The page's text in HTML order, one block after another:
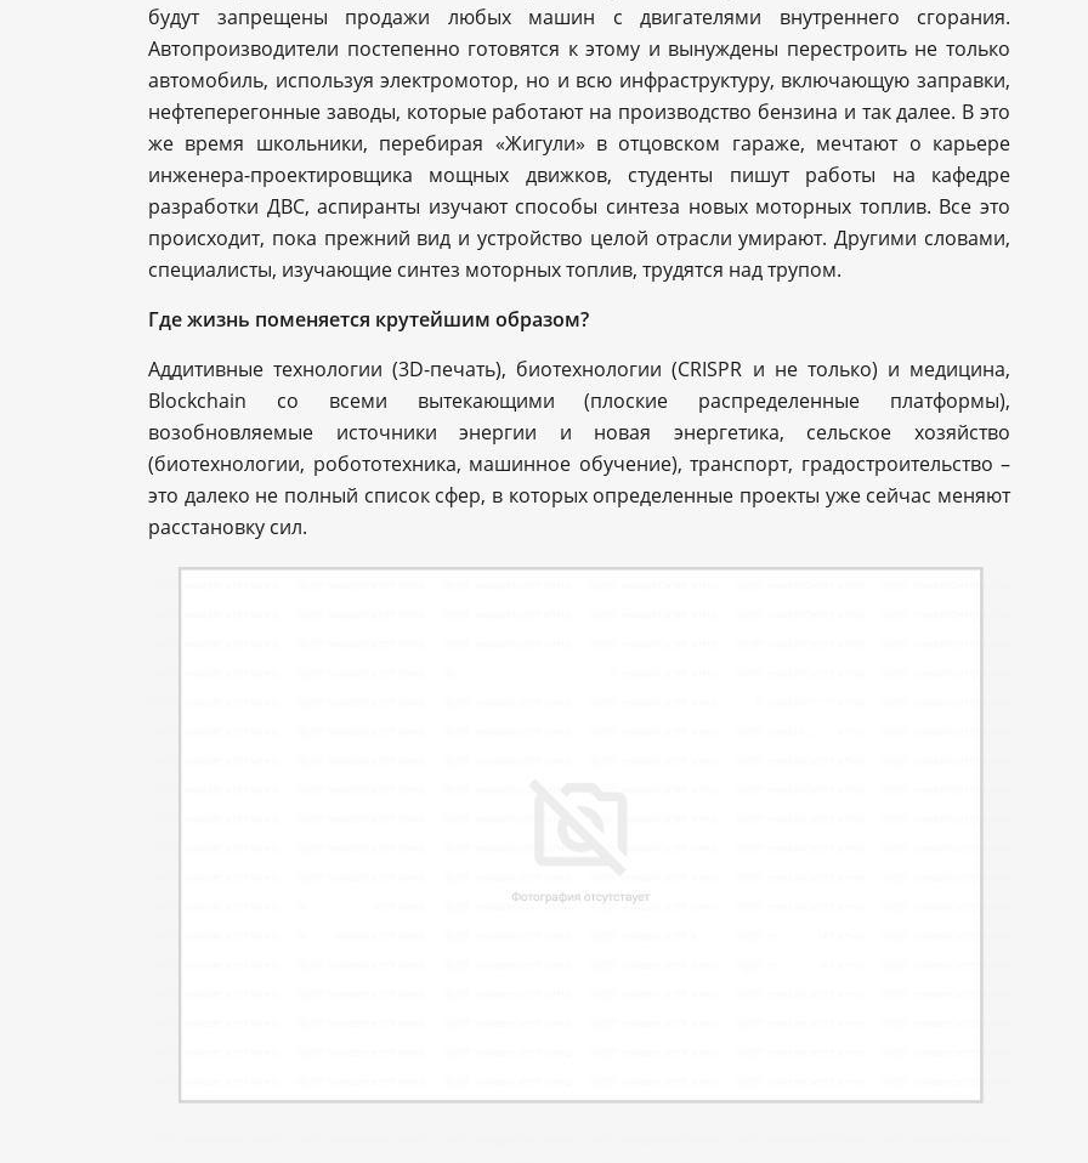
будут запрещены продажи любых машин с двигателями внутреннего сгорания.
Автопроизводители постепенно готовятся к этому и вынуждены перестроить не только
автомобиль, используя электромотор, но и всю инфраструктуру, включающую заправки,
нефтеперегонные заводы, которые работают на производство бензина и так далее. В это
же время школьники, перебирая «Жигули» в отцовском гараже, мечтают о карьере
инженера-проектировщика мощных движков, студенты пишут работы на кафедре
разработки ДВС, аспиранты изучают способы синтеза новых моторных топлив. Все это
происходит, пока прежний вид и устройство целой отрасли умирают. Другими словами,
специалисты, изучающие синтез моторных топлив, трудятся над трупом.
Где жизнь поменяется крутейшим образом?
Аддитивные технологии (3D-печать), биотехнологии (CRISPR и не только) и медицина,
Blockchain со всеми вытекающими (плоские распределенные платформы),
возобновляемые источники энергии и новая энергетика, сельское хозяйство
(биотехнологии, робототехника, машинное обучение), транспорт, градостроительство –
это далеко не полный список сфер, в которых определенные проекты уже сейчас меняют
расстановку сил.